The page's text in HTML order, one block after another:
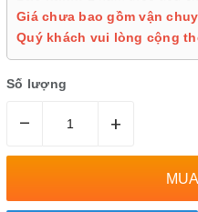
Giá chưa bao gồm vận
Quý khách vui lòng cộng
Số lượng
– +